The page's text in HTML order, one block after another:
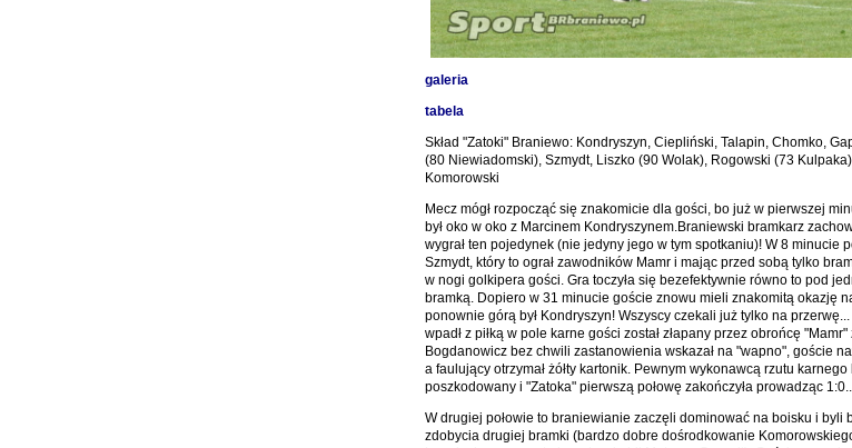
galeria
tabela
Skład "Zatoki" Braniewo: Kondryszyn, Ciepliński, Talapin, Chomko,
(80 Niewiadomski), Szmydt, Liszko (90 Wolak), Rogowski (73
Komorowski
Mecz mógł rozpocząć się znakomicie dla gości, bo już w pierwszej
był oko w oko z Marcinem Kondryszynem.Braniewski bramkarz
wygrał ten pojedynek (nie jedyny jego w tym spotkaniu)! W 8 minucie
Szmydt, który to ograł zawodników Mamr i mając przed sobą tylko
w nogi golkipera gości. Gra toczyła się bezefektywnie równo to pod
bramką. Dopiero w 31 minucie goście znowu mieli znakomitą okazję
ponownie górą był Kondryszyn! Wszyscy czekali już tylko na
wpadł z piłką w pole karne gości został złapany przez obrońcę
Bogdanowicz bez chwili zastanowienia wskazał na "wapno", goście
a faulujący otrzymał żółty kartonik. Pewnym wykonawcą rzutu karnego
poszkodowany i "Zatoka" pierwszą połowę zakończyła prowadząc
W drugiej połowie to braniewianie zaczęli dominować na boisku i byli
zdobycia drugiej bramki (bardzo dobre dośrodkowanie